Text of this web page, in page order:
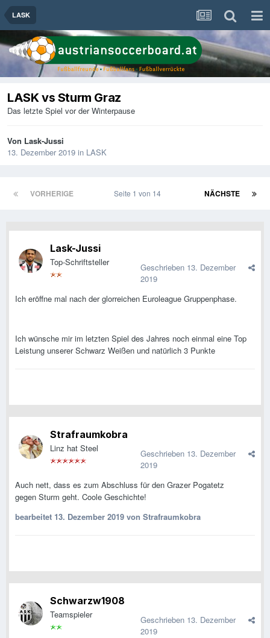
LASK
LASK vs Sturm Graz
Das letzte Spiel vor der Winterpause
Von Lask-Jussi
13. Dezember 2019 in LASK
VORHERIGE NÄCHSTE
Seite 1 von 14
Lask-Jussi
Top-Schriftsteller Geschrieben 13. Dezember
2019
Ich eröffne mal nach der glorreichen Euroleague Gruppenphase.
Ich wünsche mir im letzten Spiel des Jahres noch einmal eine Top
Leistung unserer Schwarz Weißen und natürlich 3 Punkte
Strafraumkobra
Linz hat Steel Geschrieben 13. Dezember
2019
Auch nett, dass es zum Abschluss für den Grazer Pogatetz
gegen Sturm geht. Coole Geschichte!
bearbeitet 13. Dezember 2019 von Strafraumkobra
Schwarzw1908
Teamspieler Geschrieben 13. Dezember
2019